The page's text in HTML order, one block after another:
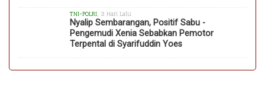
TNI-POLRI , 3 Hari Lalu
Nyalip Sembarangan, Positif Sabu -
Pengemudi Xenia Sebabkan Pemotor
Terpental di Syarifuddin Yoes